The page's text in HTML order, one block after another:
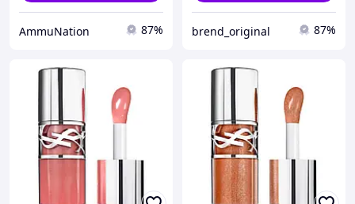
AmmuNation 87% brend_original 87%